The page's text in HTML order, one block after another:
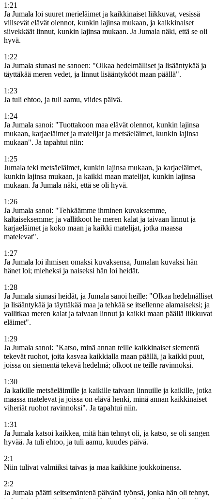
1 :21
Ja Jumala loi suuret merieläimet ja kaikkinaiset liikkuvat, vesissä
vilisevät elävät olennot, kunkin lajinsa mukaan, ja kaikkinaiset
siivekkäät linnut, kunkin lajinsa mukaan. Ja Jumala näki, että se oli
hyvä.
1 :22
Ja Jumala siunasi ne sanoen: "Olkaa hedelmälliset ja lisääntykää ja
täyttäkää meren vedet, ja linnut lisääntykööt maan päällä".
1 :23
Ja tuli ehtoo, ja tuli aamu, viides päivä.
1 :24
Ja Jumala sanoi: "Tuottakoon maa elävät olennot, kunkin lajinsa
mukaan, karjaeläimet ja matelijat ja metsäeläimet, kunkin lajinsa
mukaan". Ja tapahtui niin:
1 :25
Jumala teki metsäeläimet, kunkin lajinsa mukaan, ja karjaeläimet,
kunkin lajinsa mukaan, ja kaikki maan matelijat, kunkin lajinsa
mukaan. Ja Jumala näki, että se oli hyvä.
1 :26
Ja Jumala sanoi: "Tehkäämme ihminen kuvaksemme,
kaltaiseksemme; ja vallitkoot he meren kalat ja taivaan linnut ja
karjaeläimet ja koko maan ja kaikki matelijat, jotka maassa
matelevat".
1 :27
Ja Jumala loi ihmisen omaksi kuvaksensa, Jumalan kuvaksi hän
hänet loi; mieheksi ja naiseksi hän loi heidät.
1 :28
Ja Jumala siunasi heidät, ja Jumala sanoi heille: "Olkaa hedelmälliset
ja lisääntykää ja täyttäkää maa ja tehkää se itsellenne alamaiseksi; ja
vallitkaa meren kalat ja taivaan linnut ja kaikki maan päällä liikkuvat
eläimet".
1 :29
Ja Jumala sanoi: "Katso, minä annan teille kaikkinaiset siementä
tekevät ruohot, joita kasvaa kaikkialla maan päällä, ja kaikki puut,
joissa on siementä tekevä hedelmä; olkoot ne teille ravinnoksi.
1 :30
Ja kaikille metsäeläimille ja kaikille taivaan linnuille ja kaikille, jotka
maassa matelevat ja joissa on elävä henki, minä annan kaikkinaiset
viheriät ruohot ravinnoksi". Ja tapahtui niin.
1 :31
Ja Jumala katsoi kaikkea, mitä hän tehnyt oli, ja katso, se oli sangen
hyvää. Ja tuli ehtoo, ja tuli aamu, kuudes päivä.
2:1
Niin tulivat valmiiksi taivas ja maa kaikkine joukkoinensa.
2:2
Ja Jumala päätti seitsemäntenä päivänä työnsä, jonka hän oli tehnyt,